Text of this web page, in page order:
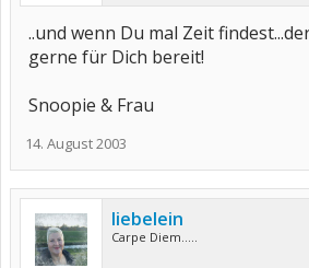
..und wenn Du mal Zeit
gerne für Dich bereit!
Snoopie & Frau
14. August 2003
liebelein
Carpe Diem.....